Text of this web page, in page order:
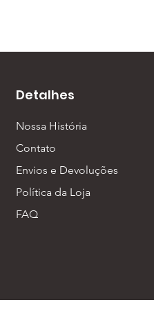
Detalhes
Nossa História
Contato
Envios e Devoluções
Política da Loja
FAQ